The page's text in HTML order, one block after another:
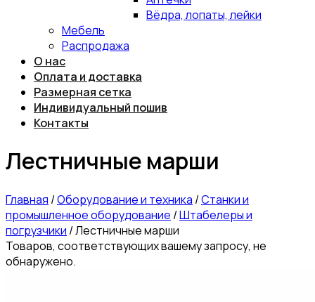
Вёдра, лопаты, лейки
Мебель
Распродажа
О нас
Оплата и доставка
Размерная сетка
Индивидуальный пошив
Контакты
Лестничные марши
Главная /Оборудование и техника /Станки и
промышленное оборудование /Штабелеры и
погрузчики /Лестничные марши
Товаров, соответствующих вашему запросу, не
обнаружено.